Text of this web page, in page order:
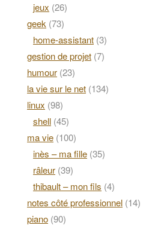
jeux (26)
geek (73)
home-assistant (3)
gestion de projet (7)
humour (23)
la vie sur le net (134)
linux (98)
shell (45)
ma vie (100)
inès – ma fille (35)
râleur (39)
thibault – mon fils (4)
notes côté professionnel (14)
piano (90)